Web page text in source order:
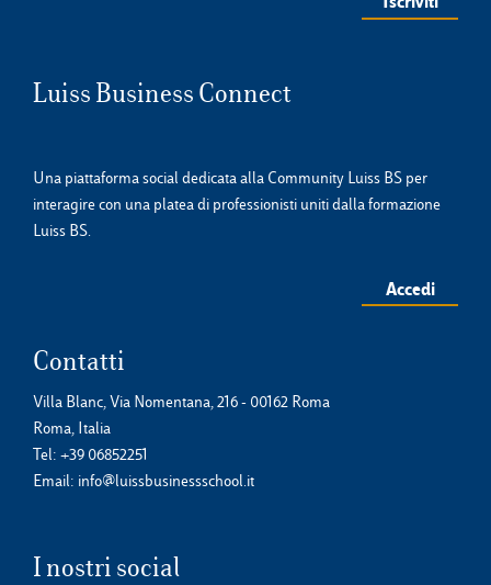
Luiss Business Connect
Una piattaforma social dedicata alla Community Luiss BS per
interagire con una platea di professionisti uniti dalla formazione
Luiss BS.
Accedi
Contatti
Villa Blanc, Via Nomentana, 216 - 00162 Roma
Roma, Italia
Tel: +39 06852251
Email: info@luissbusinessschool.it
I nostri social